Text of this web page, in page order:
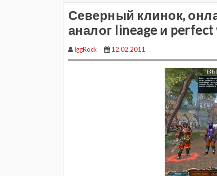
Северный клинок,
аналог lineage и
IggRock 12.02.2011